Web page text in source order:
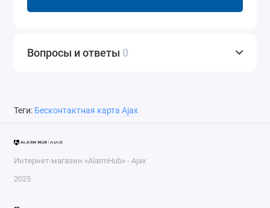
Вопросы и ответы 0
Теги: Бесконтактная карта Ajax
Интернет-магазин «AlarmHub» - Ajax
2025